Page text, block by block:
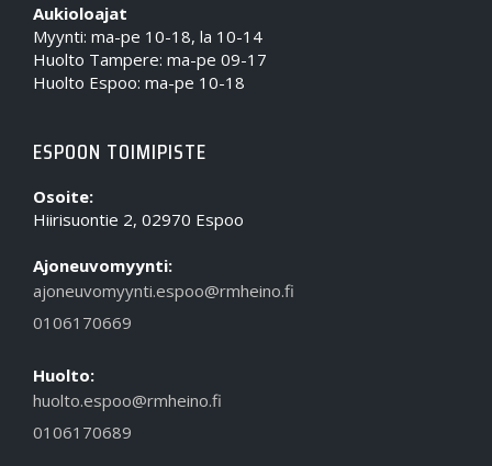
Aukioloajat
Myynti: ma-pe 10-18, la 10-14
Huolto Tampere: ma-pe 09-17
Huolto Espoo: ma-pe 10-18
ESPOON TOIMIPISTE
Osoite:
Hiirisuontie 2, 02970 Espoo
Ajoneuvomyynti:
ajoneuvomyynti.espoo@rmheino.fi
0106170669
Huolto:
huolto.espoo@rmheino.fi
0106170689